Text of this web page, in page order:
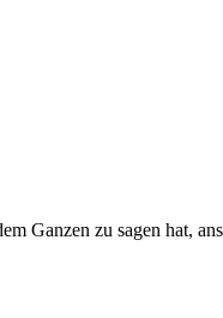
Ganzen zu sagen hat,